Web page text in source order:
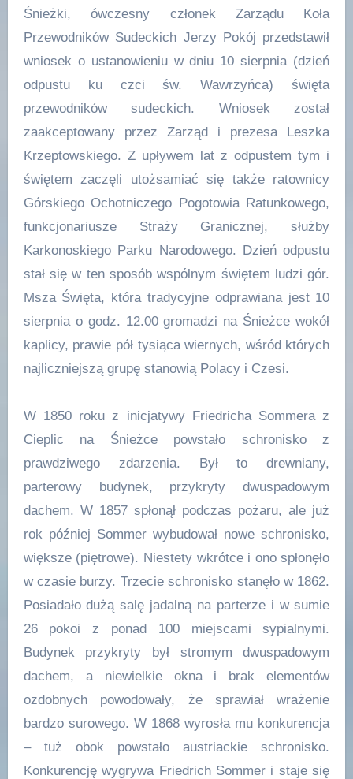
Śnieżki, ówczesny członek Zarządu Koła
Przewodników Sudeckich Jerzy Pokój przedstawił
wniosek o ustanowieniu w dniu 10 sierpnia (dzień
odpustu ku czci św. Wawrzyńca) święta
przewodników sudeckich. Wniosek został
zaakceptowany przez Zarząd i prezesa Leszka
Krzeptowskiego. Z upływem lat z odpustem tym i
świętem zaczęli utożsamiać się także ratownicy
Górskiego Ochotniczego Pogotowia Ratunkowego,
funkcjonariusze Straży Granicznej, służby
Karkonoskiego Parku Narodowego. Dzień odpustu
stał się w ten sposób wspólnym świętem ludzi gór.
Msza Święta, która tradycyjne odprawiana jest 10
sierpnia o godz. 12.00 gromadzi na Śnieżce wokół
kaplicy, prawie pół tysiąca wiernych, wśród których
najliczniejszą grupę stanowią Polacy i Czesi.
W 1850 roku z inicjatywy Friedricha Sommera z
Cieplic na Śnieżce powstało schronisko z
prawdziwego zdarzenia. Był to drewniany,
parterowy budynek, przykryty dwuspadowym
dachem. W 1857 spłonął podczas pożaru, ale już
rok później Sommer wybudował nowe schronisko,
większe (piętrowe). Niestety wkrótce i ono spłonęło
w czasie burzy. Trzecie schronisko stanęło w 1862.
Posiadało dużą salę jadalną na parterze i w sumie
26 pokoi z ponad 100 miejscami sypialnymi.
Budynek przykryty był stromym dwuspadowym
dachem, a niewielkie okna i brak elementów
ozdobnych powodowały, że sprawiał wrażenie
bardzo surowego. W 1868 wyrosła mu konkurencja
– tuż obok powstało austriackie schronisko.
Konkurencję wygrywa Friedrich Sommer i staje się